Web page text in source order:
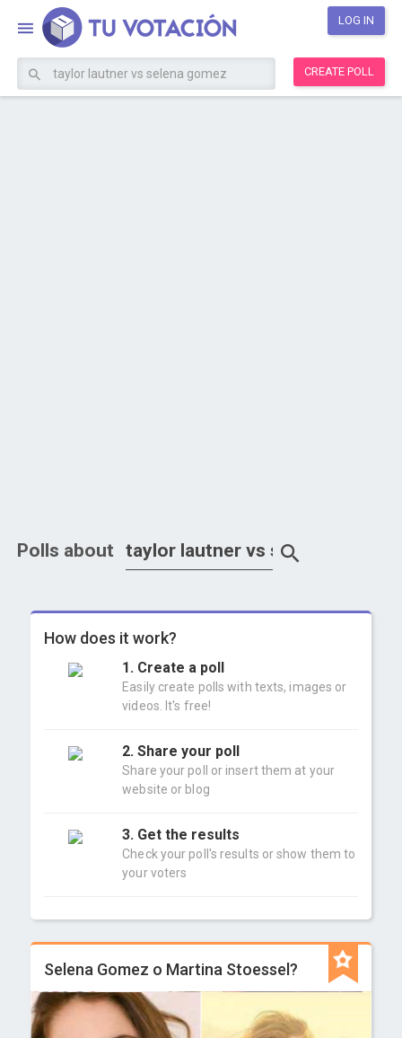
LOG IN
CREATE POLL
Polls about
How does it work?
1. Create a poll
Easily create polls with texts, images or
videos. It's free!
2. Share your poll
Share your poll or insert them at your
website or blog
3. Get the results
Check your poll's results or show them to
your voters
Selena Gomez o Martina Stoessel?